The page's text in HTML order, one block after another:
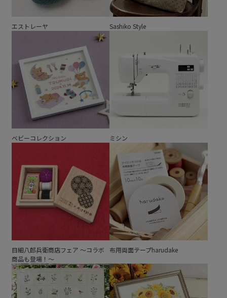
エストレーヤ Sashiko Style
ベビーコレクション ミシン
目細八郎兵衛商店フェア ～コラボ
商品も登場！～
布用両面テープharudake